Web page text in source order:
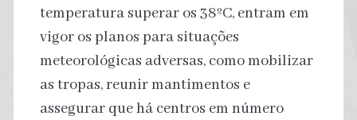
temperatura superar os 38ºC, entram em
vigor os planos para situações
meteorológicas adversas, como mobilizar
as tropas, reunir mantimentos e
assegurar que há centros em número